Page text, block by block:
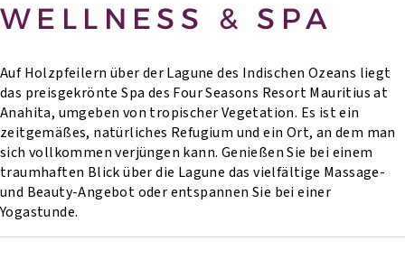
WELLNESS & SPA
Auf Holzpfeilern über der Lagune des Indischen Ozeans liegt
das preisgekrönte Spa des Four Seasons Resort Mauritius at
Anahita, umgeben von tropischer Vegetation. Es ist ein
zeitgemäßes, natürliches Refugium und ein Ort, an dem man
sich vollkommen verjüngen kann. Genießen Sie bei einem
traumhaften Blick über die Lagune das vielfältige Massage-
und Beauty-Angebot oder entspannen Sie bei einer
Yogastunde.